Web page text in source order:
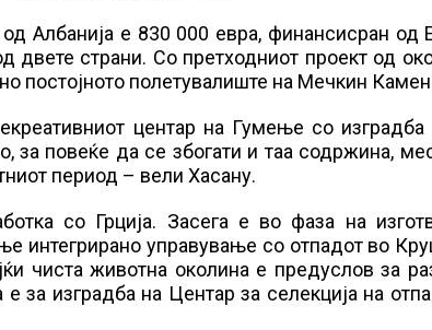
Албанија е 830 000 евра, финансисран од
страни. Со претходниот проект од
постојното полетувалиште на Мечкин
центар на Гумење со изградба
за повеќе да се збогати и таа содржина,
период – вели Хасану.
со Грција. Засега е во фаза на
интегрирано управување со отпадот во
чиста животна околина е предуслов за
за изградба на Центар за селекција на